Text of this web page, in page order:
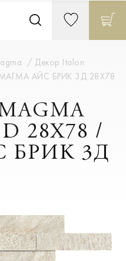
Декор Italon
МАГМА АЙС БРИК 3Д 28X78
28X78 /
БРИК 3Д